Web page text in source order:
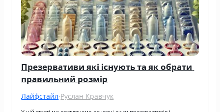
Презервативи які існують та як обрати
правильний розмір
Лайфстайл·Руслан Кравчук